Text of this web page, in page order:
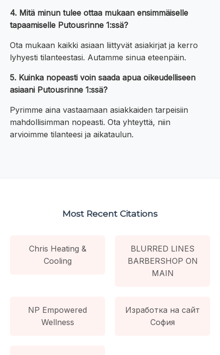
4. Mitä minun tulee ottaa mukaan ensimmäiselle
tapaamiselle Putousrinne 1:ssä?
Ota mukaan kaikki asiaan liittyvät asiakirjat ja kerro
lyhyesti tilanteestasi. Autamme sinua eteenpäin.
5. Kuinka nopeasti voin saada apua oikeudelliseen
asiaani Putousrinne 1:ssä?
Pyrimme aina vastaamaan asiakkaiden tarpeisiin
mahdollisimman nopeasti. Ota yhteyttä, niin
arvioimme tilanteesi ja aikataulun.
Most Recent Citations
Chris Heating &
Cooling
BLURRED LINES
BARBERSHOP ON
MAIN
NP Empowered
Wellness
Изработка на сайт
София